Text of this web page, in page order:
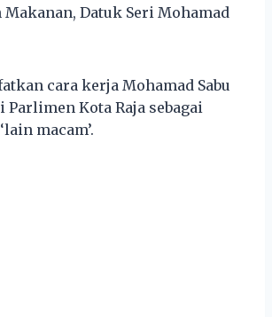
Datuk Seri Mohamad
cara kerja Mohamad Sabu
Parlimen Kota Raja sebagai
macam’.